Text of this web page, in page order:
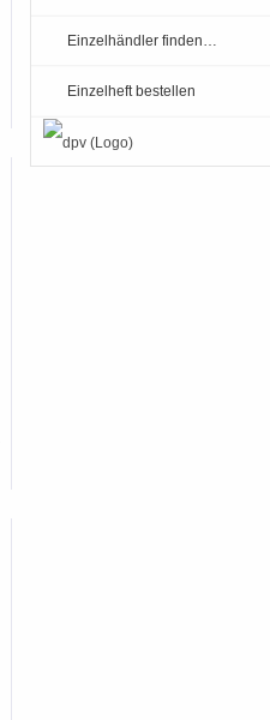
Einzelhändler finden…
Einzelheft bestellen